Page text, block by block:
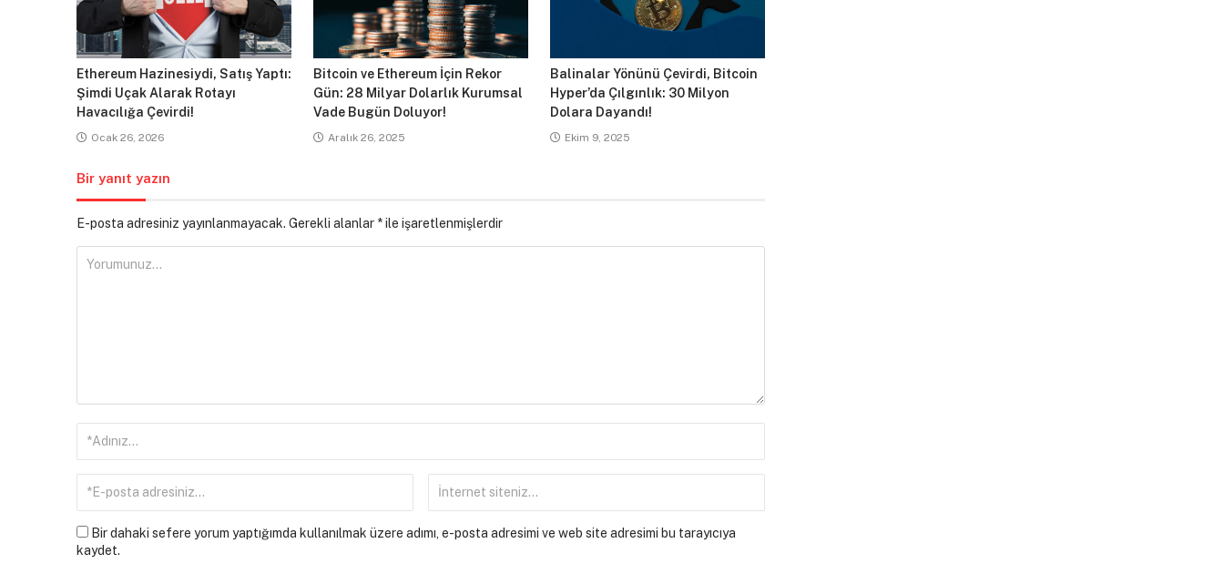
Ethereum Hazinesiydi, Satış Yaptı:
Şimdi Uçak Alarak Rotayı
Havacılığa Çevirdi!
Ocak 26, 2026
Bitcoin ve Ethereum İçin Rekor
Gün: 28 Milyar Dolarlık Kurumsal
Vade Bugün Doluyor!
Aralık 26, 2025
Balinalar Yönünü Çevirdi, Bitcoin
Hyper’da Çılgınlık: 30 Milyon
Dolara Dayandı!
Ekim 9, 2025
Bir yanıt yazın
E-posta adresiniz yayınlanmayacak. Gerekli alanlar *ile işaretlenmişlerdir
Bir dahaki sefere yorum yaptığımda kullanılmak üzere adımı, e-posta adresimi ve web site adresimi bu tarayıcıya
kaydet.